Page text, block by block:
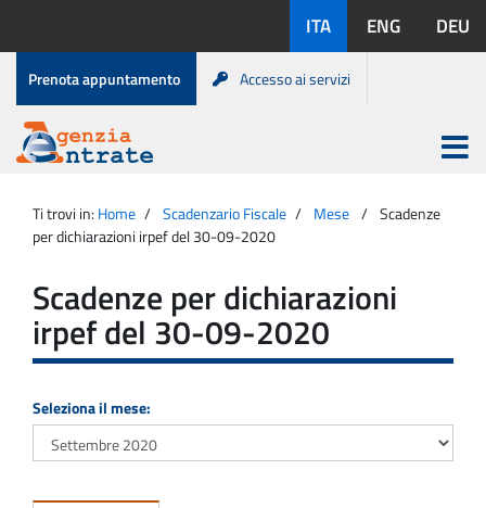
contenuto
disponibili:
ITA ENG DEU
Menu
di
servizio
Prenota appuntamento Accesso ai servizi
Agenzia
Entrate
Apri
menu
principale
Ti trovi in: Home Scadenzario Fiscale Mese
Scadenze
per dichiarazioni irpef del 30-09-2020
Scadenze per dichiarazioni
irpef del 30-09-2020
Seleziona il mese: